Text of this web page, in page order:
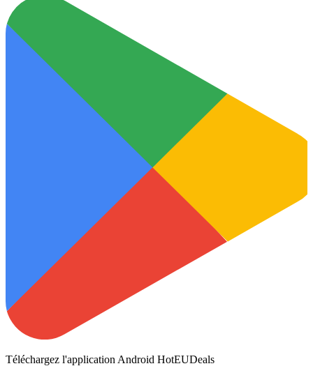
Téléchargez l'application Android HotEUDeals